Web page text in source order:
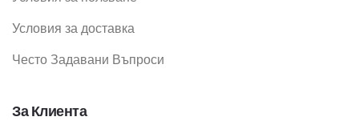
Условия за доставка
Често Задавани Въпроси
За Клиента